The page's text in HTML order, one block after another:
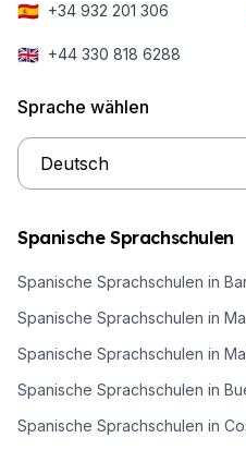
🇪🇸 +34 932 201 306
🇬🇧 +44 330 818 6288
Sprache wählen
Spanische Sprachschulen
Spanische Sprachschulen in
Spanische Sprachschulen in
Spanische Sprachschulen in
Spanische Sprachschulen in
Spanische Sprachschulen in